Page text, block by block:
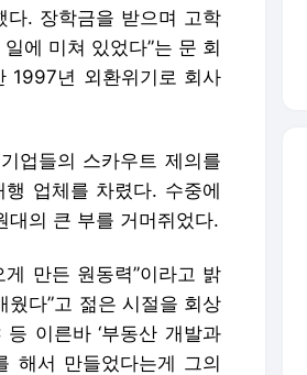
다. 장학금을 받으며 고학
에 미쳐 있었다”는 문 회
1997년 외환위기로 회사
업들의 스카우트 제의를
업체를 차렸다. 수중에
의 큰 부를 거머쥐었다.
만든 원동력”이라고 밝
다”고 젊은 시절을 회상
이른바 ‘부동산 개발과
해서 만들었다는게 그의